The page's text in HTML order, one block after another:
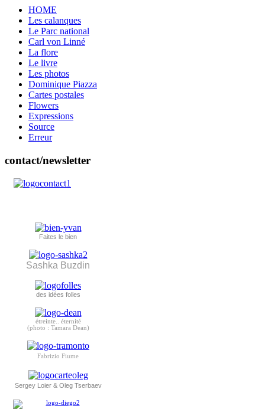
HOME
Les calanques
Le Parc national
Carl von Linné
La flore
Le livre
Les photos
Dominique Piazza
Cartes postales
Flowers
Expressions
Source
Erreur
contact/newsletter
Faites le bien
Sashka Buzdin
des idées folles
étreinte.. éternité
(photo : Tamara Dean)
Fabrizio Fiume
Sergey Loier & Oleg Tserbaev